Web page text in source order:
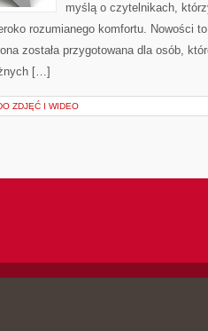
myślą o czytelnikach,
rozumianego komfortu. Nowości
została przygotowana dla osób,
[…]
ZDJĘĆ I WIDEO